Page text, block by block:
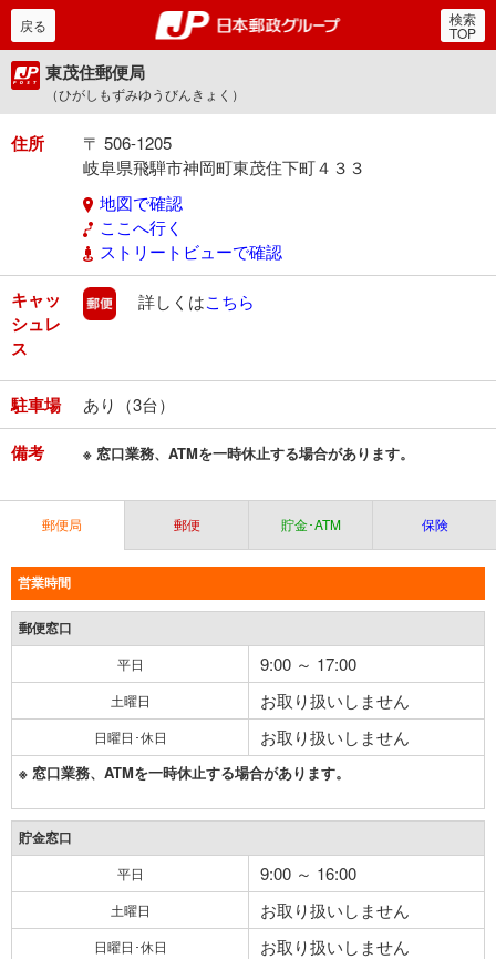
郵便局・日本郵政グルー
戻る 検索
TOP
東茂住郵便局
（ひがしもずみゆうびんきょく）
住所
〒 506-1205
岐阜県飛騨市神岡町東茂住下町４３３
地図で確認
ここへ行く
ストリートビューで確認
キャッ
シュレ
ス
郵便
詳しくはこちら
駐車場 あり（3台）
備考 ※ 窓口業務、ATMを一時休止する場合があります。
郵便局 郵便 貯金･ATM 保険
営業時間
郵便窓口
平日 9:00 ～ 17:00
土曜日 お取り扱いしません
日曜日･休日 お取り扱いしません
※ 窓口業務、ATMを一時休止する場合があります。
貯金窓口
平日 9:00 ～ 16:00
土曜日 お取り扱いしません
日曜日･休日 お取り扱いしません